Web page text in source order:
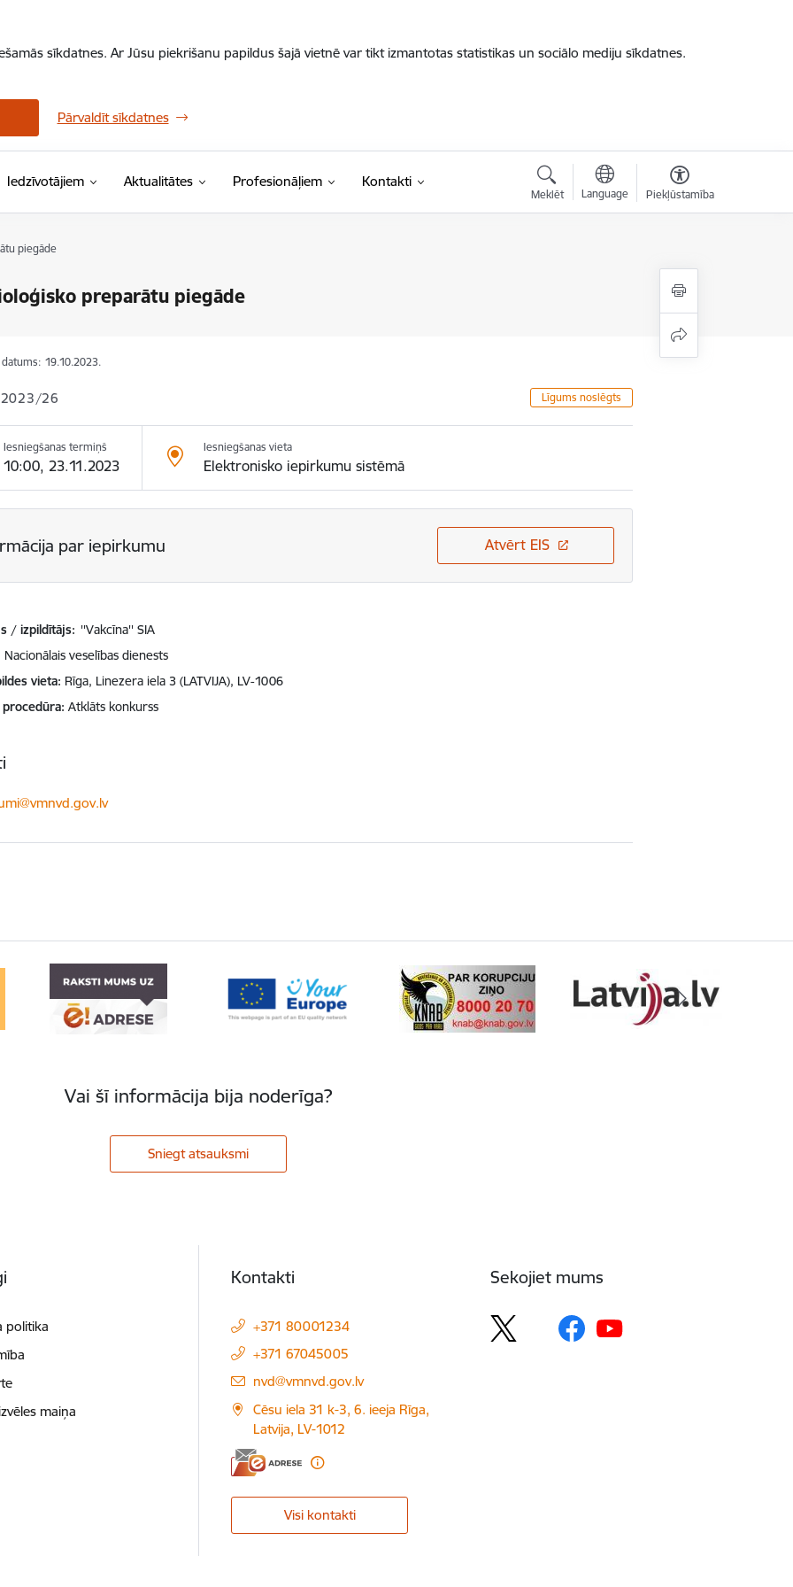
sīkdatnes. Ar Jūsu piekrišanu papildus šajā vietnē var tikt izmantotas statistikas un sociālo mediju sīkdatnes.
Pārvaldīt sīkdatnes
Iedzīvotājiem Aktualitātes Profesionāļiem Kontakti
Meklēt Language Piekļūstamība
piegāde
preparātu piegāde
19.10.2023.
2023/26 Līgums noslēgts
Iesniegšanas termiņš
10:00, 23.11.2023
Iesniegšanas vieta
Elektronisko iepirkumu sistēmā
par iepirkumu Atvērt EIS
/ izpildītājs: ''Vakcīna'' SIA
Nacionālais veselības dienests
vieta Rīga, Linezera iela 3 (LATVIJA), LV-1006
Atklāts konkurss
Vai šī informācija bija noderīga?
Sniegt atsauksmi
politika
maiņa
Kontakti
+371 80001234
+371 67045005
E-pasts:
nvd@vmnvd.gov.lv
Cēsu iela 31 k-3, 6. ieeja Rīga,
Latvija, LV-1012
Visi kontakti
Sekojiet mums